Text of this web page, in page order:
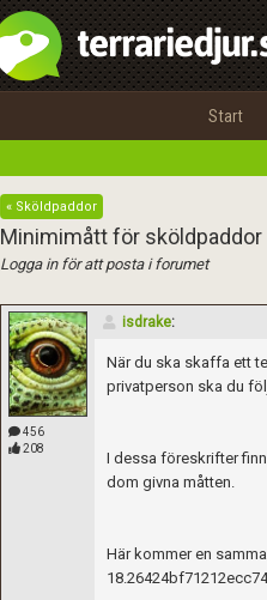
Start
« Sköldpaddor
Minimimått för sköldpaddor
Logga in för att posta i forumet
456
208
isdrake:
När du ska skaffa ett
privatperson ska du
I dessa föreskrifter
dom givna måtten.
Här kommer en